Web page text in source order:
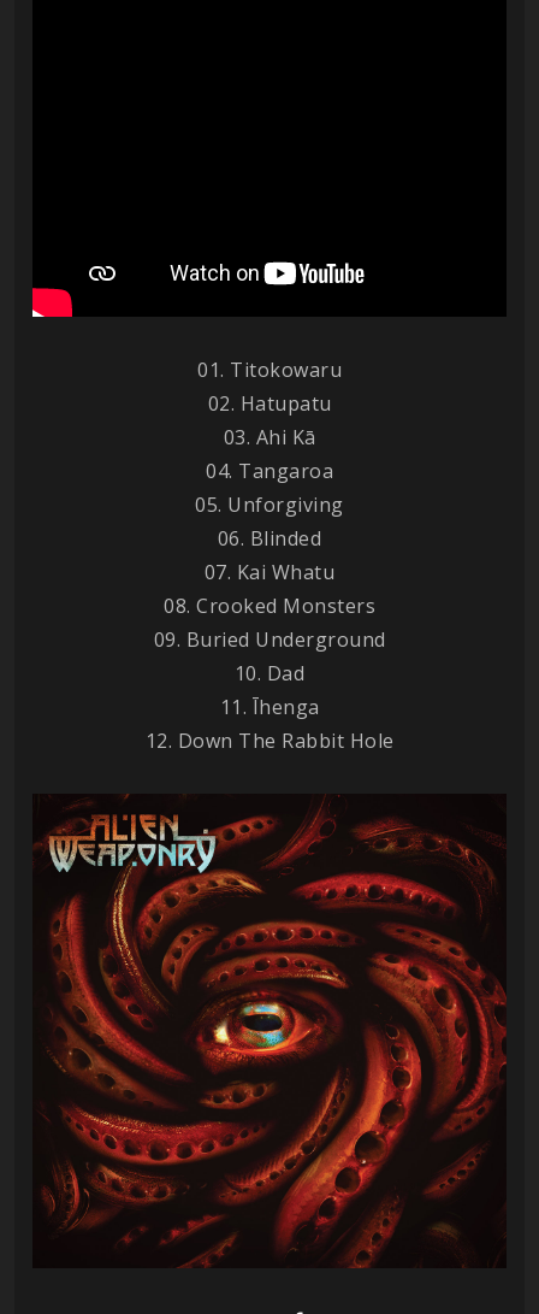
01. Titokowaru
02. Hatupatu
03. Ahi Kā
04. Tangaroa
05. Unforgiving
06. Blinded
07. Kai Whatu
08. Crooked Monsters
09. Buried Underground
10. Dad
11. Īhenga
12. Down The Rabbit Hole